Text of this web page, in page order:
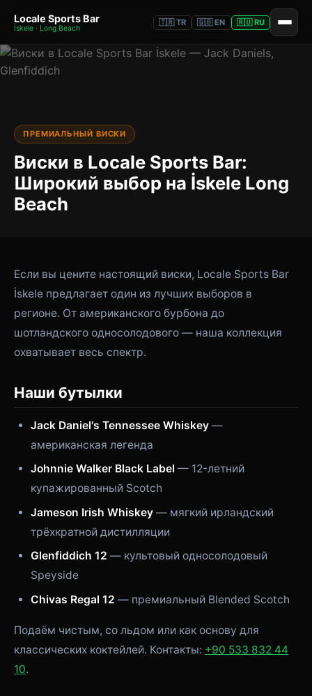
Locale Sports Bar
İskele · Long Beach
🇹🇷 TR 🇬🇧 EN 🇷🇺 RU
ПРЕМИАЛЬНЫЙ ВИСКИ
Виски в Locale Sports Bar:
Широкий выбор на İskele Long
Beach
Если вы цените настоящий виски, Locale Sports Bar
İskele предлагает один из лучших выборов в
регионе. От американского бурбона до
шотландского односолодового — наша коллекция
охватывает весь спектр.
Наши бутылки
Jack Daniel's Tennessee Whiskey —
американская легенда
Johnnie Walker Black Label — 12-летний
купажированный Scotch
Jameson Irish Whiskey — мягкий ирландский
трёхкратной дистилляции
Glenfiddich 12 — культовый односолодовый
Speyside
Chivas Regal 12 — премиальный Blended Scotch
Подаём чистым, со льдом или как основу для
классических коктейлей. Контакты: +90 533 832 44
10.